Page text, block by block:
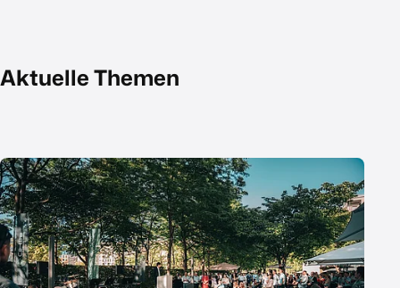
Aktuelle Themen